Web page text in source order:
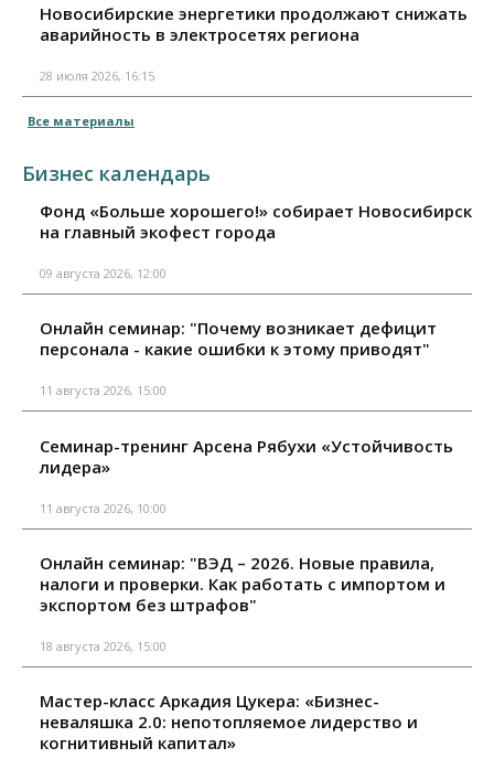
Новосибирские энергетики продолжают снижать
аварийность в электросетях региона
28 июля 2026, 16:15
Все материалы
Бизнес календарь
Фонд «Больше хорошего!» собирает Новосибирск
на главный экофест города
09 августа 2026, 12:00
Онлайн семинар: "Почему возникает дефицит
персонала - какие ошибки к этому приводят"
11 августа 2026, 15:00
Семинар-тренинг Арсена Рябухи «Устойчивость
лидера»
11 августа 2026, 10:00
Онлайн семинар: "ВЭД – 2026. Новые правила,
налоги и проверки. Как работать с импортом и
экспортом без штрафов"
18 августа 2026, 15:00
Мастер-класс Аркадия Цукера: «Бизнес-
неваляшка 2.0: непотопляемое лидерство и
когнитивный капитал»